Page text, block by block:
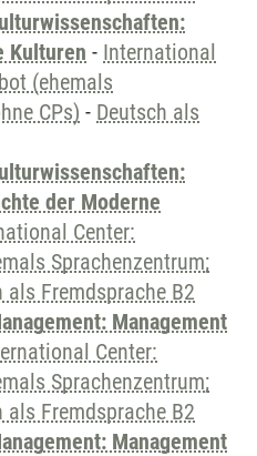
Kulturen - International
(ehemals
CPs) - Deutsch als
der Moderne
Center:
Sprachenzentrum;
als Fremdsprache B2
Management
Center:
Sprachenzentrum;
als Fremdsprache B2
Management